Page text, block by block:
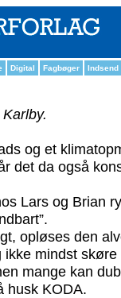
Digital Fagbøger Indsend
og et
det da også
Lars og Brian
opløses den
ikke mindst skøre
mange kan
husk KODA.